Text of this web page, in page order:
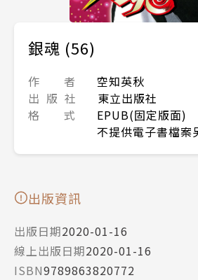
銀魂 (56)
作 者
空知英秋
出 版 社
東立出版社
格 式
EPUB(固定版面)
不提供電子書檔案
出版資訊
出版日期2020-01-16
線上出版日期2020-01-16
ISBN9789863820772